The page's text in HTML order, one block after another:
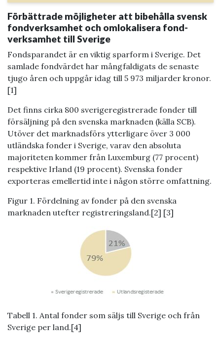
Förbättrade möjligheter att bibehålla svensk
fondverksamhet och omlokalisera fond­
verksamhet till Sverige
Fondsparandet är en viktig sparform i Sverige. Det
samlade fondvärdet har mångfaldigats de senaste
tjugo åren och uppgår idag till 5 973 miljarder kronor.
[1]
Det finns cirka 800 sverigeregistrerade fonder till
försäljning på den svenska marknaden (källa SCB).
Utöver det marknadsförs ytterligare över 3 000
utländska fonder i Sverige, varav den absoluta
majoriteten kommer från Luxemburg (77 procent)
respektive Irland (19 procent). Svenska fonder
exporteras emellertid inte i någon större omfattning.
Figur 1. Fördelning av fonder på den svenska
marknaden utefter registreringsland.[2] [3]
Tabell 1. Antal fonder som säljs till Sverige och från
Sverige per land.[4]